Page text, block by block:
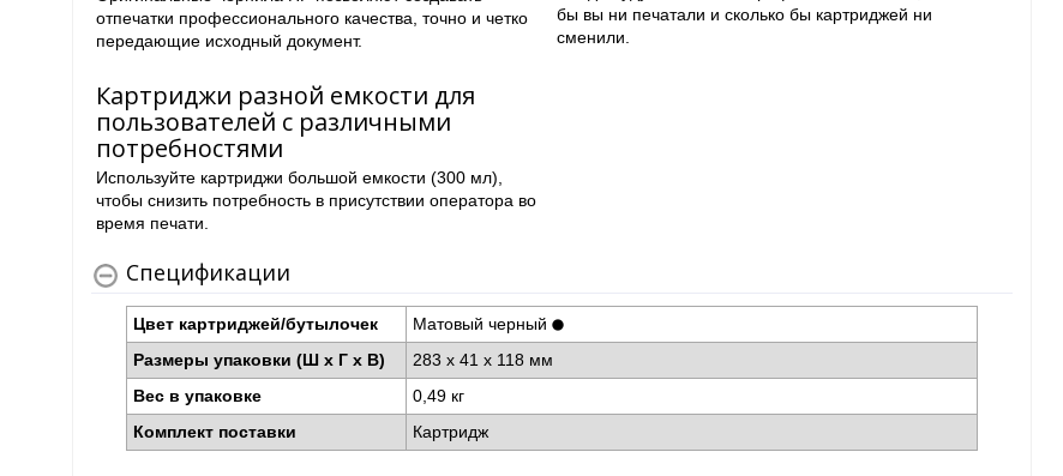
отпечатки профессионального качества, точно и четко
передающие исходный документ.
бы вы ни печатали и сколько бы картриджей ни
сменили.
Картриджи разной емкости для
пользователей с различными
потребностями
Используйте картриджи большой емкости (300 мл),
чтобы снизить потребность в присутствии оператора во
время печати.
Спецификации
Цвет картриджей/бутылочек
Матовый черный
Размеры упаковки (Ш x Г x В)
283 x 41 x 118 мм
Вес в упаковке
0,49 кг
Комплект поставки
Картридж